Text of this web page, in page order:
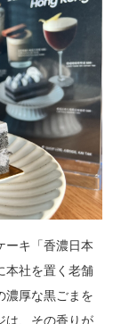
ーキ「香濃日本
本社を置く老舗
濃厚な黒ごまを
は、その香りが